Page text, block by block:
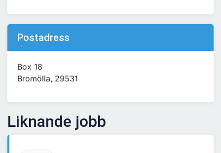
Postadress
Box 18
Bromölla, 29531
Liknande jobb